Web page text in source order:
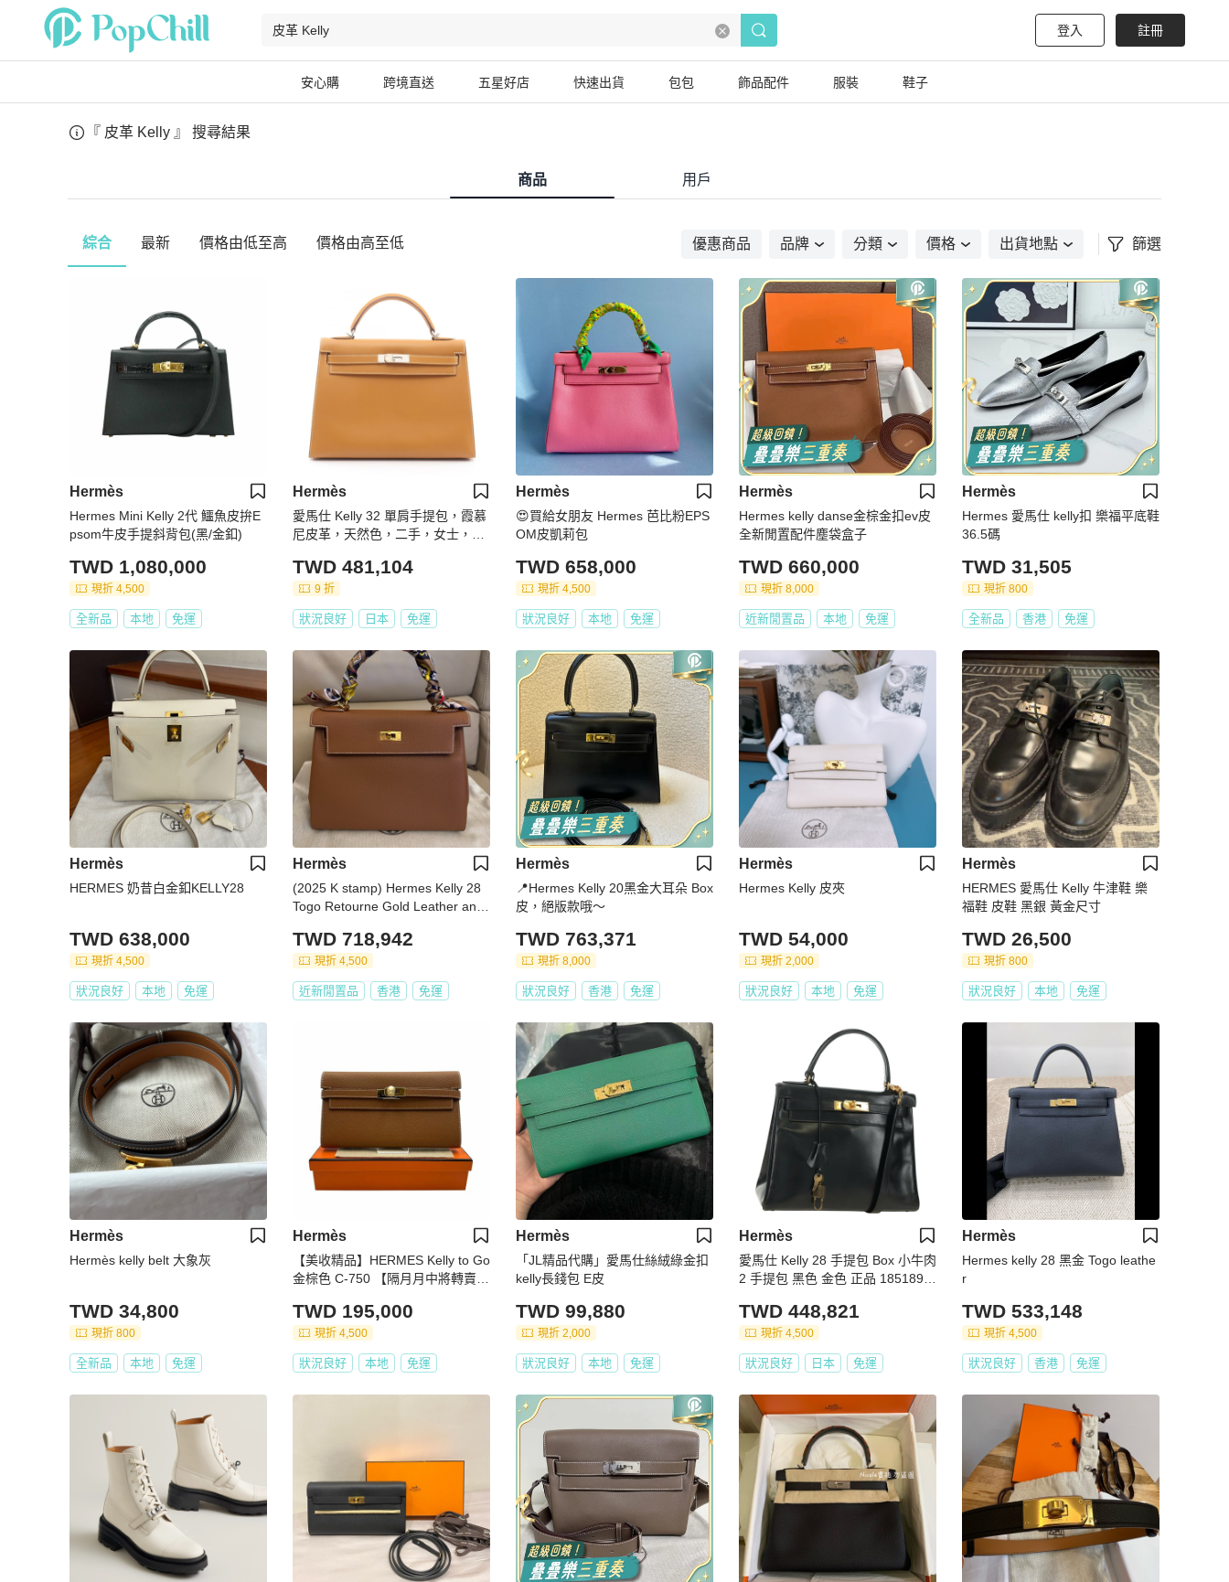
登入 註冊
安心購 跨境直送 五星好店 快速出貨 包包 飾品配件 服裝 鞋子
『 皮革 Kelly 』 搜尋結果
商品 用戶
綜合 最新 價格由低至高 價格由高至低 優惠商品 品牌 分類 價格 出貨地點 篩選
Hermès
Hermes Mini Kelly 2代 鱷魚皮拚E
psom牛皮手提斜背包(黑/金釦)
TWD 1,080,000
現折 4,500
全新品 本地 免運
Hermès
愛馬仕 Kelly 32 單肩手提包，霞慕
尼皮革，天然色，二手，女士，帶
TWD 481,104
9 折
狀況良好 日本 免運
Hermès
😍買給女朋友 Hermes 芭比粉EPS
OM皮凱莉包
TWD 658,000
現折 4,500
狀況良好 本地 免運
Hermès
Hermes kelly danse金棕金扣ev皮
全新閒置配件塵袋盒子
TWD 660,000
現折 8,000
近新閒置品 本地 免運
Hermès
Hermes 愛馬仕 kelly扣 樂福平底鞋
36.5碼
TWD 31,505
現折 800
全新品 香港 免運
Hermès
HERMES 奶昔白金釦KELLY28
TWD 638,000
現折 4,500
狀況良好 本地 免運
Hermès
(2025 K stamp) Hermes Kelly 28
Togo Retourne Gold Leather and
TWD 718,942
現折 4,500
近新閒置品 香港 免運
Hermès
📍Hermes Kelly 20黑金大耳朵 Box
皮，絕版款哦～
TWD 763,371
現折 8,000
狀況良好 香港 免運
Hermès
Hermes Kelly 皮夾
TWD 54,000
現折 2,000
狀況良好 本地 免運
Hermès
HERMES 愛馬仕 Kelly 牛津鞋 樂
福鞋 皮鞋 黑銀 黃金尺寸
TWD 26,500
現折 800
狀況良好 本地 免運
Hermès
Hermès kelly belt 大象灰
TWD 34,800
現折 800
全新品 本地 免運
Hermès
【美收精品】HERMES Kelly to Go
金棕色 C-750 【隔月月中將轉賣至
TWD 195,000
現折 4,500
狀況良好 本地 免運
Hermès
「JL精品代購」愛馬仕絲絨綠金扣
kelly長錢包 E皮
TWD 99,880
現折 2,000
狀況良好 本地 免運
Hermès
愛馬仕 Kelly 28 手提包 Box 小牛肉
2 手提包 黑色 金色 正品 185189S
TWD 448,821
現折 4,500
狀況良好 日本 免運
Hermès
Hermes kelly 28 黑金 Togo leathe
r
TWD 533,148
現折 4,500
狀況良好 香港 免運